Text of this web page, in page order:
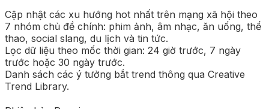
Cập nhật các xu hướng hot nhất trên mạng xã hội theo
7 nhóm chủ đề chính: phim ảnh, âm nhạc, ăn uống, thể
thao, social slang, du lịch và tin tức.
Lọc dữ liệu theo mốc thời gian: 24 giờ trước, 7 ngày
trước hoặc 30 ngày trước.
Danh sách các ý tưởng bắt trend thông qua Creative
Trend Library.